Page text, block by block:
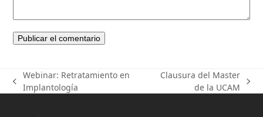
previous
Webinar: Retratamiento en
Implantología
Clausura del Master
de la UCAM